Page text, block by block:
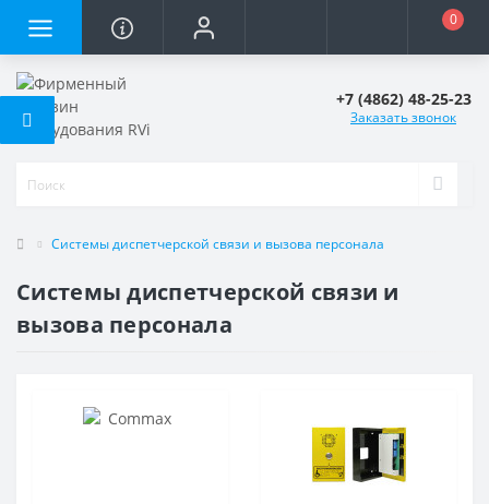
0
+7 (4862) 48-25-23
Заказать звонок
Системы диспетчерской связи и вызова персонала
Системы диспетчерской связи и
вызова персонала